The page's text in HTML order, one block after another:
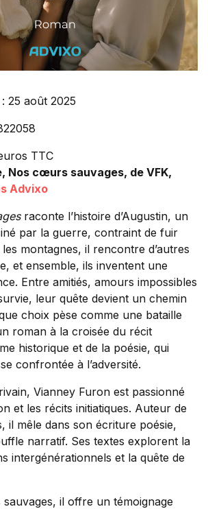
25 août 2025
TTC
Nos cœurs sauvages, de VFK,
Advixo
raconte l’histoire d’Augustin, un
par la guerre, contraint de fuir
montagnes, il rencontre d’autres
et ensemble, ils inventent une
Entre amitiés, amours impossibles
leur quête devient un chemin
choix pèse comme une bataille
roman à la croisée du récit
historique et de la poésie, qui
confrontée à l’adversité.
Vianney Furon est passionné
et les récits initiatiques. Auteur de
il mêle dans son écriture poésie,
narratif. Ses textes explorent la
intergénérationnels et la quête de
il offre un témoignage